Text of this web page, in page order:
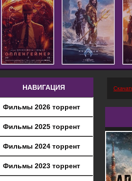
НАВИГАЦИЯ
Фильмы 2026 торрент
Фильмы 2025 торрент
Фильмы 2024 торрент
Фильмы 2023 торрент